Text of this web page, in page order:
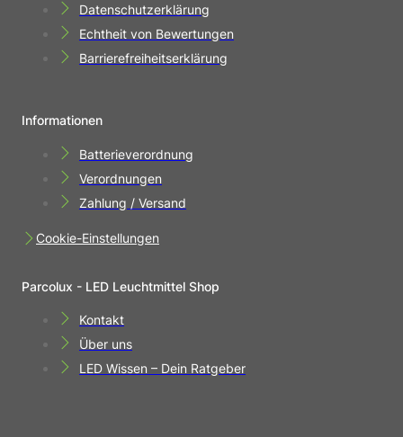
Datenschutzerklärung
Echtheit von Bewertungen
Barrierefreiheitserklärung
Informationen
Batterieverordnung
Verordnungen
Zahlung / Versand
Cookie-Einstellungen
Parcolux - LED Leuchtmittel Shop
Kontakt
Über uns
LED Wissen – Dein Ratgeber